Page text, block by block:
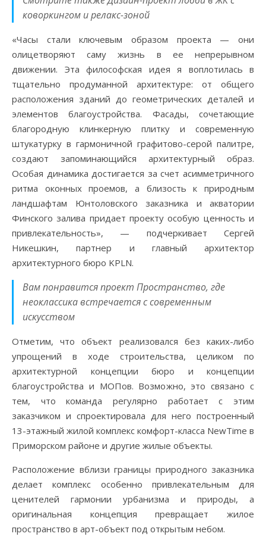
коворкингом и релакс-зоной
«Часы стали ключевым образом проекта — они
олицетворяют саму жизнь в ее непрерывном
движении. Эта философская идея я воплотилась в
тщательно продуманной архитектуре: от общего
расположения зданий до геометрических деталей и
элементов благоустройства. Фасады, сочетающие
благородную клинкерную плитку и современную
штукатурку в гармоничной графитово-серой палитре,
создают запоминающийся архитектурный образ.
Особая динамика достигается за счет асимметричного
ритма оконных проемов, а близость к природным
ландшафтам Юнтоловского заказника и акватории
Финского залива придает проекту особую ценность и
привлекательность», — подчеркивает Сергей
Никешкин, партнер и главный архитектор
архитектурного бюро KPLN.
Вам понравится проект Пространство, где
неоклассика встречается с современным
искусством
Отметим, что объект реализовался без каких-либо
упрощений в ходе строительства, целиком по
архитектурной концепции бюро и концепции
благоустройства и МОПов. Возможно, это связано с
тем, что команда регулярно работает с этим
заказчиком и спроектировала для него построенный
13-этажный жилой комплекс комфорт-класса NewTime в
Приморском районе и другие жилые объекты.
Расположение вблизи границы природного заказника
делает комплекс особенно привлекательным для
ценителей гармонии урбанизма и природы, а
оригинальная концепция превращает жилое
пространство в арт-объект под открытым небом.